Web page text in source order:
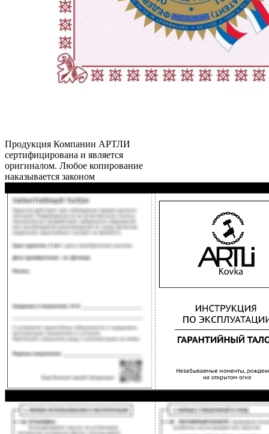
Продукция Компании АРТЛИ
сертифицирована и является
оригиналом. Любое копирование
наказывается законом